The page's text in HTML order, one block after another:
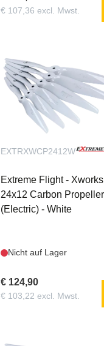
€ 107,36 excl. Mwst.
EXTRXWCP2412W
Extreme Flight - Xworks
24x12 Carbon Propeller
(Electric) - White
Nicht auf Lager
€ 124,90
€ 103,22 excl. Mwst.